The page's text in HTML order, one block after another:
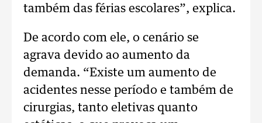
também das férias escolares”, explica.
De acordo com ele, o cenário se
agrava devido ao aumento da
demanda. “Existe um aumento de
acidentes nesse período e também de
cirurgias, tanto eletivas quanto